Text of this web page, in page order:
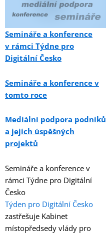
Semináře a konference
v rámci Týdne pro
Digitální Česko
Semináře a konference v
tomto roce
Mediální podpora podniků
a jejich úspěšných
projektů
Semináře a konference v
rámci Týdne pro Digitální
Česko
Týden pro Digitální Česko
zastřešuje Kabinet
místopředsedy vlády pro